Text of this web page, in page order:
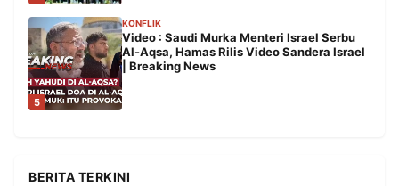
5
KONFLIK
Video : Saudi Murka Menteri Israel Serbu
Al-Aqsa, Hamas Rilis Video Sandera Israel
| Breaking News
BERITA TERKINI